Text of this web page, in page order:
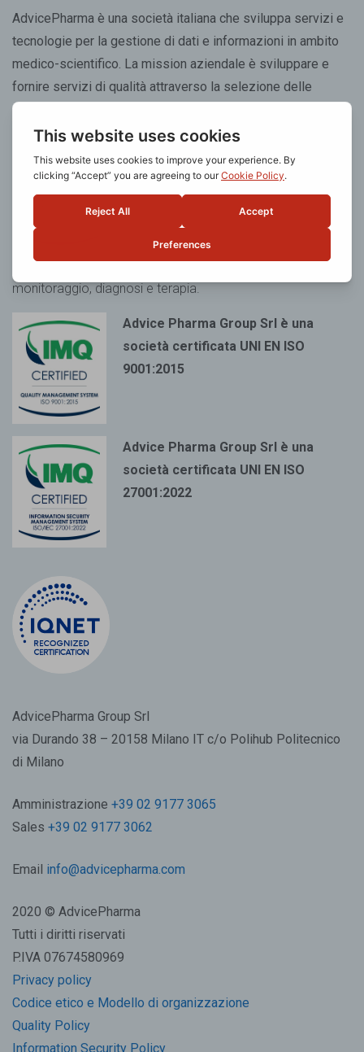
AdvicePharma è una società italiana che sviluppa servizi e
tecnologie per la gestione di dati e informazioni in ambito
medico-scientifico. La mission aziendale è sviluppare e
fornire servizi di qualità attraverso la selezione delle
migliori risorse tecnologiche e professionali.
società certificata UNI EN ISO
13485:2016per l’erogazione del
servizio di progettazione, sviluppo e
testing conto terzi di dispositivi
medicisoftware standalone con destinazione d’uso
monitoraggio, diagnosi e terapia.
Advice Pharma Group Srl è una
società certificata UNI EN ISO
9001:2015
Advice Pharma Group Srl è una
società certificata UNI EN ISO
27001:2022
AdvicePharma Group Srl
via Durando 38 – 20158 Milano IT c/o Polihub Politecnico
di Milano
Amministrazione +39 02 9177 3065
Sales +39 02 9177 3062
Email info@advicepharma.com
2020 © AdvicePharma
Tutti i diritti riservati
P.IVA 07674580969
Privacy policy
Codice etico e Modello di organizzazione
Quality Policy
Information Security Policy